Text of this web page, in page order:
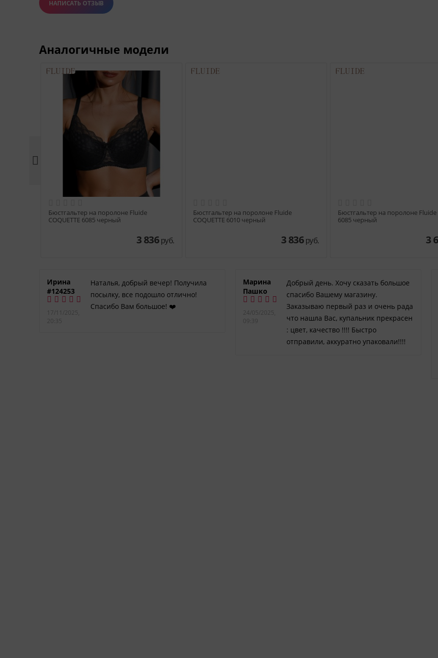
НАПИСАТЬ ОТЗЫВ
Аналогичные модели
Бюстгальтер на поролоне Fluide
COQUETTE 6085 черный
3 836 руб.
Бюстгальтер на поролоне Fluide
COQUETTE 6010 черный
3 836 руб.
Бюстгальтер на поролоне Fluide
6085 черный
3

Ирина
#124253
17/11/2025,
20:35
Наталья, добрый вечер! Получила
посылку, все подошло отлично!
Спасибо Вам большое! ❤️
Марина
Пашко
24/05/2025,
09:39
Добрый день. Хочу сказать большое
спасибо Вашему магазину.
Заказываю первый раз и очень рада
что нашла Вас, купальник прекрасен
: цвет, качество !!!! Быстро
отправили, аккуратно упаковали!!!!